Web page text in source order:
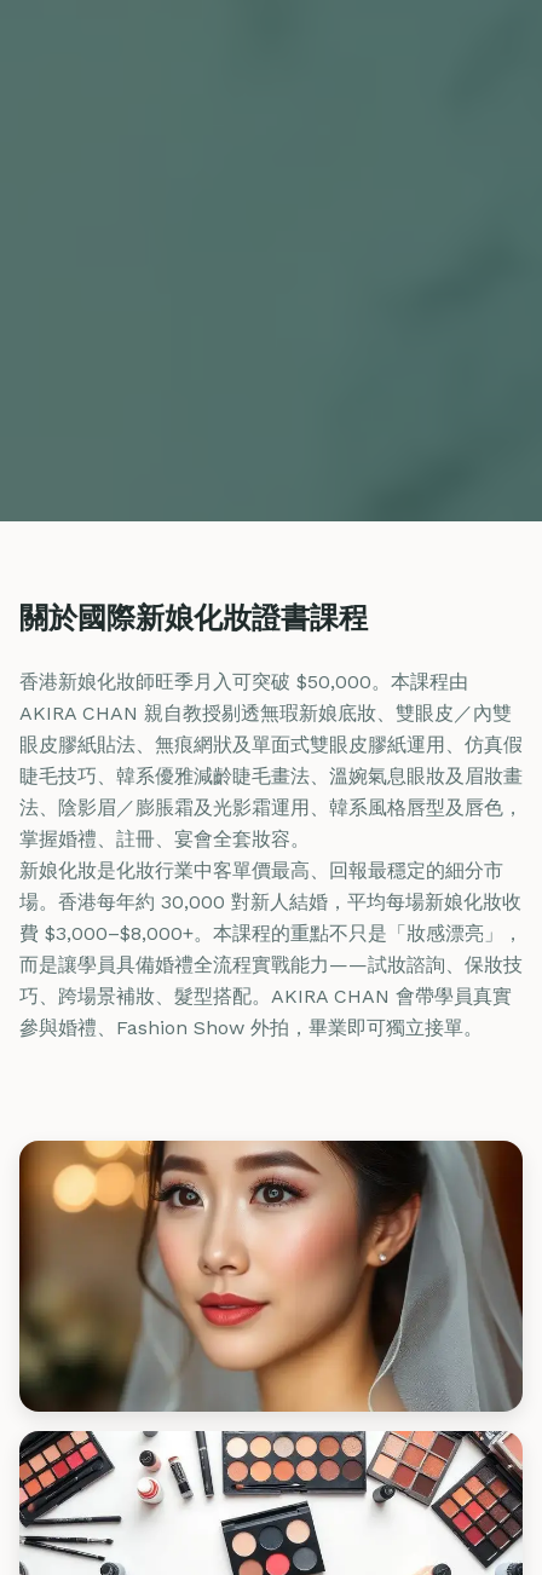
關於國際新娘化妝證書課程
香港新娘化妝師旺季月入可突破 $50,000。本課程由
AKIRA CHAN 親自教授剔透無瑕新娘底妝、雙眼皮／內雙
眼皮膠紙貼法、無痕網狀及單面式雙眼皮膠紙運用、仿真假
睫毛技巧、韓系優雅減齡睫毛畫法、溫婉氣息眼妝及眉妝畫
法、陰影眉／膨脹霜及光影霜運用、韓系風格唇型及唇色，
掌握婚禮、註冊、宴會全套妝容。
新娘化妝是化妝行業中客單價最高、回報最穩定的細分市
場。香港每年約 30,000 對新人結婚，平均每場新娘化妝收
費 $3,000–$8,000+。本課程的重點不只是「妝感漂亮」，
而是讓學員具備婚禮全流程實戰能力——試妝諮詢、保妝技
巧、跨場景補妝、髮型搭配。AKIRA CHAN 會帶學員真實
參與婚禮、Fashion Show 外拍，畢業即可獨立接單。